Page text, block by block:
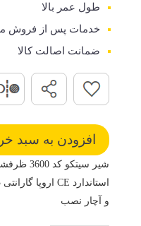
طول عمر بالا
خدمات پس از فروش
ضمانت اصالت کالا
شیر
و آچار نصب